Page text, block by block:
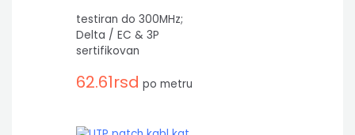
testiran do 300MHz;
Delta / EC & 3P
sertifikovan
62.61rsd po metru